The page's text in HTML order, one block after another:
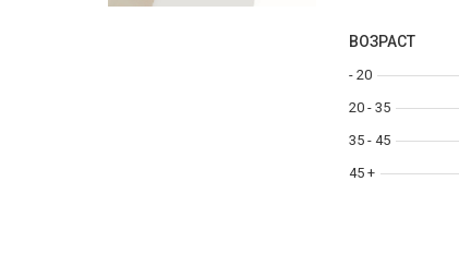
ВОЗРАСТ
- 20
20 - 35
35 - 45
45 +